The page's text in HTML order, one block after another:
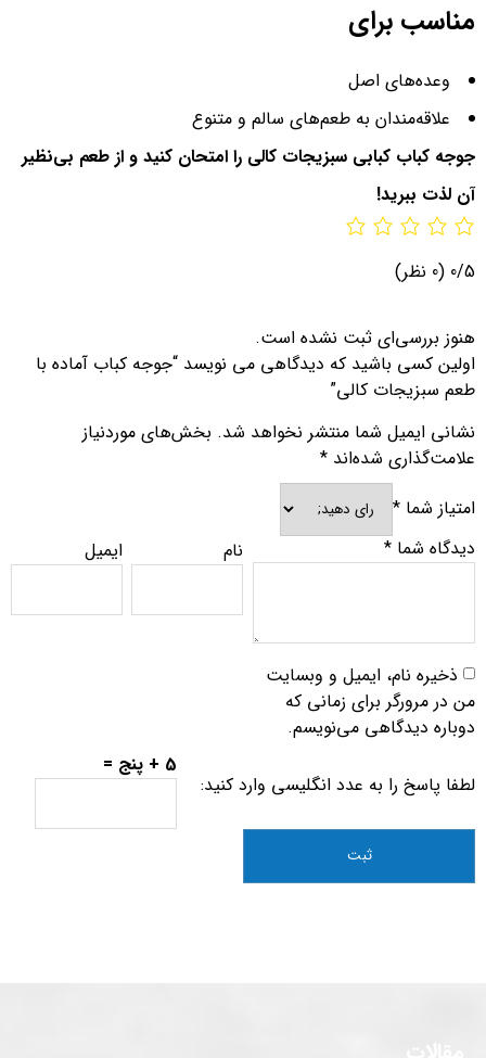
مناسب برای
وعده‌های اصل
علاقه‌مندان به طعم‌های سالم و متنوع
جوجه کباب کبابی سبزیجات کالی را امتحان کنید و از طعم بی‌نظیر
آن لذت ببرید!
0/5 (0 نظر)
هنوز بررسی‌ای ثبت نشده است.
اولین کسی باشید که دیدگاهی می نویسد “جوجه کباب آماده با
طعم سبزیجات کالی”
نشانی ایمیل شما منتشر نخواهد شد. بخش‌های موردنیاز
علامت‌گذاری شده‌اند *
امتیاز شما *
دیدگاه شما * نام ایمیل
ذخیره نام، ایمیل و وبسایت
من در مرورگر برای زمانی که
دوباره دیدگاهی می‌نویسم.
لطفا پاسخ را به عدد انگلیسی وارد کنید:
5 + پنج =